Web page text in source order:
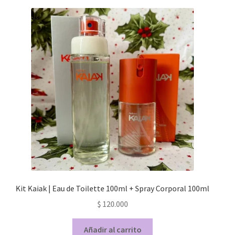
Kit Kaiak | Eau de Toilette 100ml + Spray Corporal 100ml
$ 120.000
Añadir al carrito